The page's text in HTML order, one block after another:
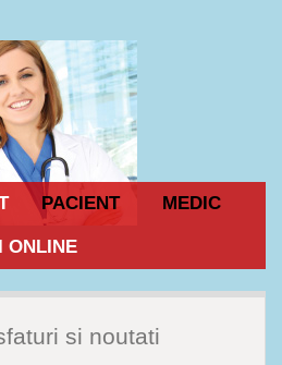
PACIENT MEDIC
ONLINE
si noutati